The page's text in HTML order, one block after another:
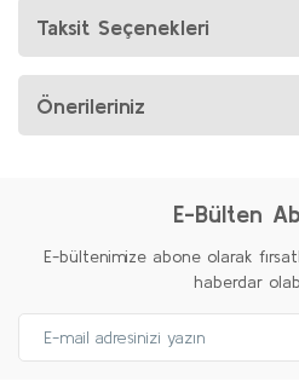
Taksit Seçenekleri
Önerileriniz
E-Bülten
E-bültenimize abone olarak
haberdar